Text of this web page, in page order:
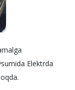
Elektrda